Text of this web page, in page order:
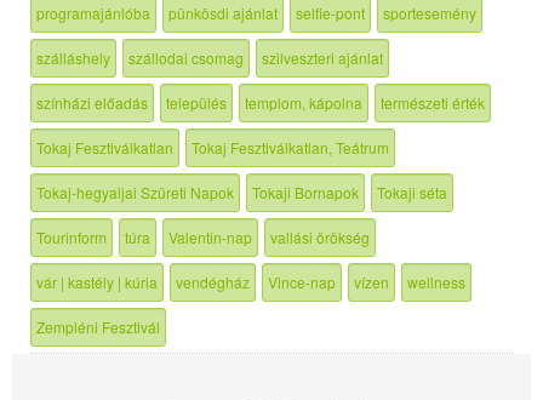
programajánlóba pünkösdi ajánlat selfie-pont sportesemény
szálláshely szállodai csomag szilveszteri ajánlat
színházi előadás település templom, kápolna természeti érték
Tokaj Fesztiválkatlan Tokaj Fesztiválkatlan, Teátrum
Tokaj-hegyaljai Szüreti Napok Tokaji Bornapok Tokaji séta
Tourinform túra Valentin-nap vallási örökség
vár | kastély | kúria vendégház Vince-nap vízen wellness
Zempléni Fesztivál